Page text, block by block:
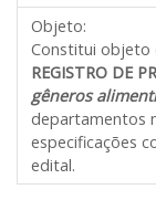
Objeto:
Constitui objeto
REGISTRO DE
gêneros
departamentos
especificações
edital.